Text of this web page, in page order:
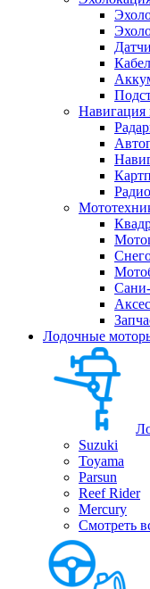
Навигация
Лодочные
Suzuki
Toyama
Parsun
Reef Rider
Mercury
Смотреть